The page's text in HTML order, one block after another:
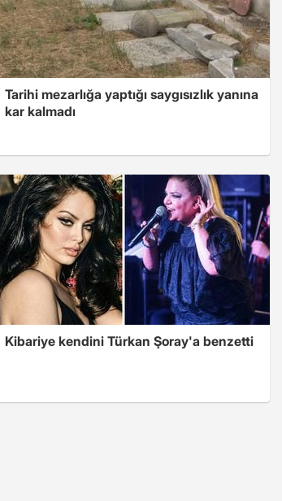
Tarihi mezarlığa yaptığı saygısızlık yanına
kar kalmadı
Kibariye kendini Türkan Şoray'a benzetti